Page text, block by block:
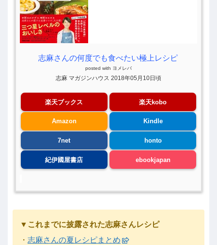
志麻さんの何度でも食べたい極上レシピ
posted with ヨメレバ
志麻 マガジンハウス 2018年05月10日頃
楽天ブックス 楽天kobo
Amazon Kindle
7net honto
紀伊國屋書店 ebookjapan
▼これまでに披露された志麻さんレシピ
・ 志麻さんの夏レシピまとめ